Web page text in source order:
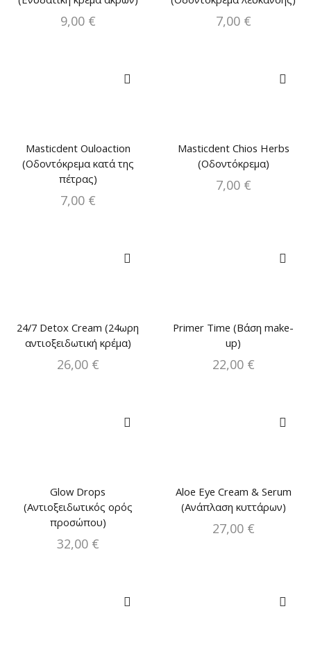
9,00 € 7,00 €
Masticdent Ouloaction
(Οδοντόκρεμα κατά της
πέτρας)
7,00 €
Masticdent Chios Herbs
(Οδοντόκρεμα)
7,00 €
24/7 Detox Cream (24ωρη
αντιοξειδωτική κρέμα)
26,00 €
Primer Time (Βάση make-
up)
22,00 €
Glow Drops
(Αντιοξειδωτικός ορός
προσώπου)
32,00 €
Aloe Eye Cream & Serum
(Ανάπλαση κυττάρων)
27,00 €